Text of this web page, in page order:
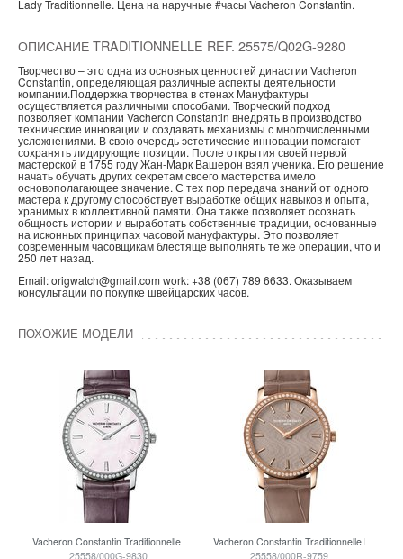
LadyTraditionnelle. Цена на наручные #часы Vacheron Constantin.
ОПИСАНИЕ TRADITIONNELLE REF. 25575/Q02G-9280
Творчество – это одна из основных ценностей династии Vacheron
Constantin, определяющая различные аспекты деятельности
компании.Поддержка творчества в стенах Мануфактуры
осуществляется различными способами. Творческий подход
позволяет компании Vacheron Constantin внедрять в производство
технические инновации и создавать механизмы с многочисленными
усложнениями. В свою очередь эстетические инновации помогают
сохранять лидирующие позиции. После открытия своей первой
мастерской в 1755 году Жан-Марк Вашерон взял ученика. Его решение
начать обучать других секретам своего мастерства имело
основополагающее значение. С тех пор передача знаний от одного
мастера к другому способствует выработке общих навыков и опыта,
хранимых в коллективной памяти. Она также позволяет осознать
общность истории и выработать собственные традиции, основанные
на исконных принципах часовой мануфактуры. Это позволяет
современным часовщикам блестяще выполнять те же операции, что и
250 лет назад.
Email: origwatch@gmail.com work: +38 (067) 789 6633. Оказываем
консультации по покупке швейцарских часов.
ПОХОЖИЕ МОДЕЛИ
Vacheron Constantin Traditionnelle Lady
25558/000G-9830
Vacheron Constantin Traditionnelle Lady
25558/000R-9759